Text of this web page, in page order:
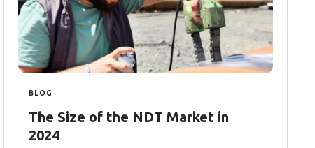
BLOG
The Size of the NDT Market in
2024